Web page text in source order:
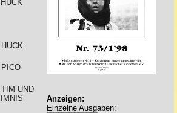
UND
Anzeigen:
Einzelne Ausgaben: